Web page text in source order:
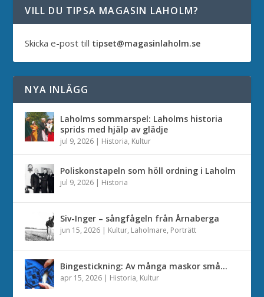
VILL DU TIPSA MAGASIN LAHOLM?
Skicka e-post till tipset@magasinlaholm.se
NYA INLÄGG
Laholms sommarspel: Laholms historia
sprids med hjälp av glädje
jul 9, 2026 | Historia, Kultur
Poliskonstapeln som höll ordning i Laholm
jul 9, 2026 | Historia
Siv-Inger – sångfågeln från Årnaberga
jun 15, 2026 | Kultur, Laholmare, Porträtt
Bingestickning: Av många maskor små…
apr 15, 2026 | Historia, Kultur